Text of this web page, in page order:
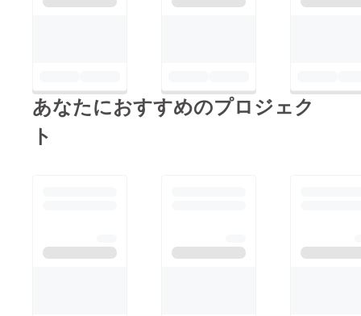
あなたにおすすめのプロジェク
ト